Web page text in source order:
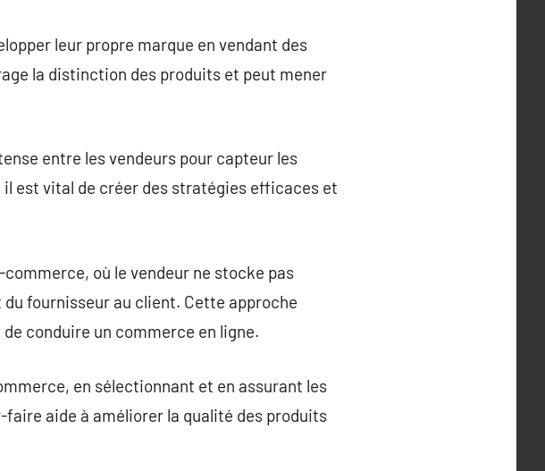
leur propre marque en vendant des
la distinction des produits et peut mener
entre les vendeurs pour capteur les
est vital de créer des stratégies efficaces et
où le vendeur ne stocke pas
fournisseur au client. Cette approche
conduire un commerce en ligne.
en sélectionnant et en assurant les
aide à améliorer la qualité des produits